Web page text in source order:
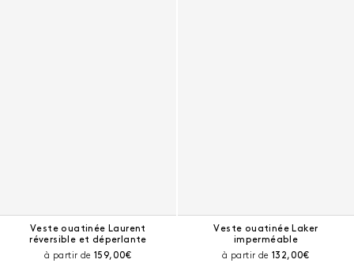
Veste ouatinée Laurent
réversible et déperlante
à partir de Prix courant :
159,00€
Veste ouatinée Laker
imperméable
à partir de Prix courant :
132,00€